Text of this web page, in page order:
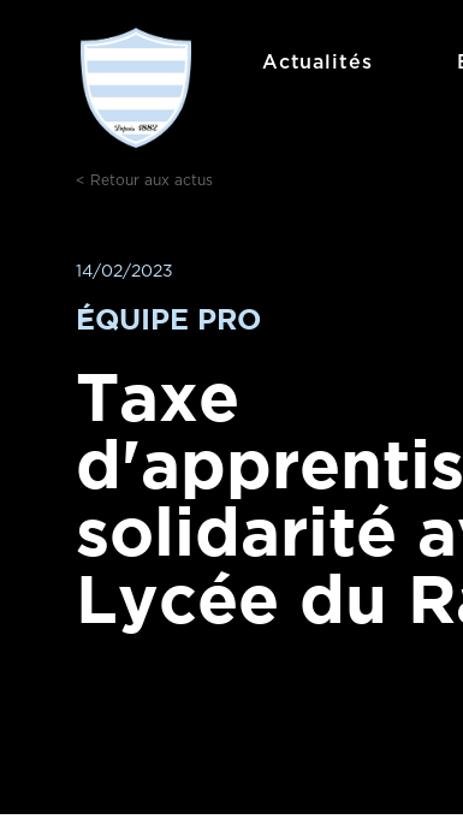
Actualités
< Retour aux actus
14/02/2023
ÉQUIPE PRO
Taxe
solidarité
Lycée du